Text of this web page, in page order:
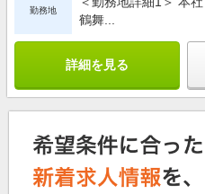
勤務地
鶴舞...
詳細を見る